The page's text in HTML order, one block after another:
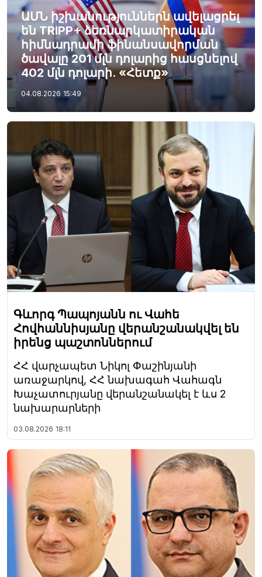
ԱՄՆ իշխանություններն ավելացրել
են TRIPP+ ձեռնարկատիրական
հիմնադրամի ֆինանսավորման
ծավալը 201 մլն դոլարից հասցնելով
402 մլն դոլարի. «Հետք»
04.08.2026 15:49
Գևորգ Պապոյանն ու Վահե
Հովհաննիսյանը վերանշանակվել են
իրենց պաշտոններում
ՀՀ վարչապետ Նիկոլ Փաշինյանի
առաջարկով, ՀՀ նախագահ Վահագն
Խաչատուրյանը վերանշանակել է ևս 2
նախարարների
03.08.2026 18:11